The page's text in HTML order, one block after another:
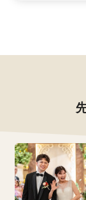
スエヒロドレ
特
オリジナルメ
可
イ
アレルギー対応
可
ゲス
の心
料